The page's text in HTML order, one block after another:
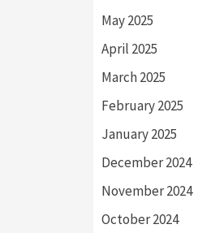
May 2025
April 2025
March 2025
February 2025
January 2025
December 2024
November 2024
October 2024